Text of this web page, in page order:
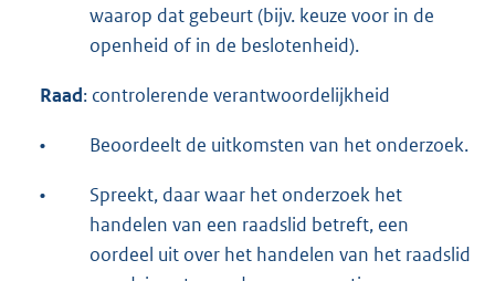
waarop dat gebeurt (bijv. keuze voor in de
openheid of in de beslotenheid).
Raad: controlerende verantwoordelijkheid
• Beoordeelt de uitkomsten van het onderzoek.
•
Spreekt, daar waar het onderzoek het
handelen van een raadslid betreft, een
oordeel uit over het handelen van het raadslid